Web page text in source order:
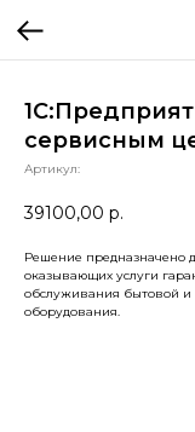
сервисным
Артикул:
39100,00 р.
Решение предназначено
оказывающих услуги
обслуживания бытовой и
оборудования.